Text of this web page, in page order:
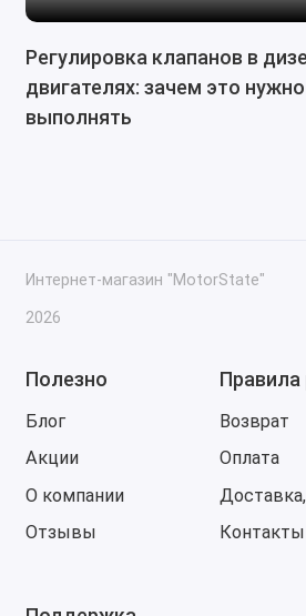
Регулировка клапанов в
двигателях: зачем это
выполнять
Интернет-магазин "MotorState"
2026
Полезно
Блог
Акции
О компании
Отзывы
Возврат
Оплата
Контакты